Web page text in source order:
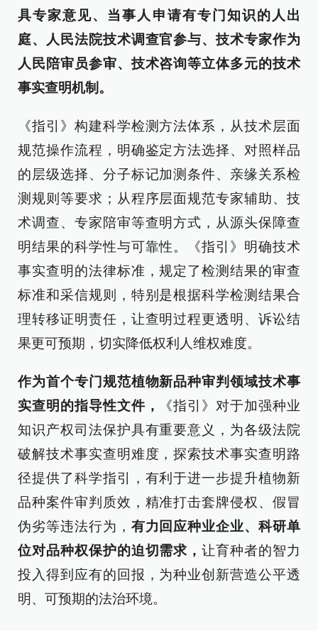
具专家意见、当事人申请有专门知识的人出
庭、人民法院技术调查官参与、技术专家作为
人民陪审员参审、技术咨询等立体多元的技术
事实查明机制。
《指引》构建科学检测方法体系，从技术层面
规范操作流程，明确鉴定方法选择、对照样品
的层级选择、分子标记加测条件、亲缘关系检
测规则等要求；从程序层面规范专家辅助、技
术调查、专家陪审等查明方式，从源头保障查
明结果的科学性与可靠性。《指引》明确技术
事实查明的法律标准，规定了检测结果的审查
标准和采信规则，特别是根据科学检测结果合
理转移证明责任，让查明过程更透明、诉讼结
果更可预期，切实降低权利人维权难度。
作为首个专门规范植物新品种审判领域技术事
实查明的指导性文件，
《指引》对于加强种业
知识产权司法保护具有重要意义，为各级法院
破解技术事实查明难度，探索技术事实查明路
径提供了科学指引，有利于进一步提升植物新
品种案件审判质效，精准打击套牌侵权、假冒
伪劣等违法行为， 有力回应种业企业、科研单
位对品种权保护的迫切需求，让育种者的智力
投入得到应有的回报，为种业创新营造公平透
明、可预期的法治环境。